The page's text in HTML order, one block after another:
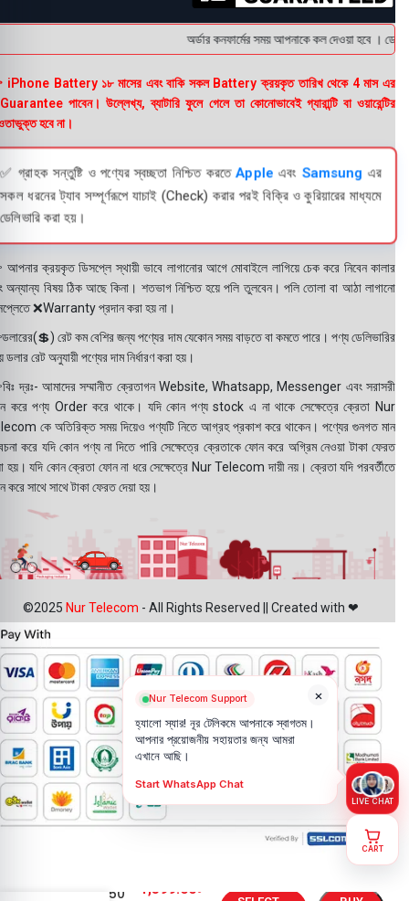
অর্ডার কনফার্মের সময় আপনাকে কল দেওয়া হবে ।
Battery ১৮ মাসের এবং বাকি সকল Battery ক্রয়কৃত তারিখ থেকে 4 মাস এর
পাবেন। উল্লেখ্য, ব্যাটারি ফুলে গেলে তা কোনোভাবেই গ্যারান্টি বা ওয়ারেন্টির
হবে না।
✅ গ্রাহক সন্তুষ্টি ও পণ্যের স্বচ্ছতা নিশ্চিত করতেAppleএবং Samsungএর
সকল ধরনের ট্যাব সম্পূর্ণরূপে যাচাই (Check) করার পরই বিক্রি ও কুরিয়ারের মাধ্যমে
ডেলিভারি করা হয়।
ক্রয়কৃত ডিসপ্লে স্থায়ী ভাবে লাগানোর আগে মোবাইলে লাগিয়ে চেক করে নিবেন কালার
অন্যান্য বিষয় ঠিক আছে কিনা। শতভাগ নিশ্চিত হয়ে পলি তুলবেন। পলি তোলা বা আঠা লাগানো
❌Warranty প্রদান করা হয় না।
রেট কম বেশির জন্য পণ্যের দাম যেকোন সময় বাড়তে বা কমতে পারে। পণ্য ডেলিভারির
ডলার রেট অনুযায়ী পণ্যের দাম নির্ধারণ করা হয়।
দ্রঃ- আমাদের সম্মানীত ক্রেতাগন Website, Whatsapp, Messenger এবং সরাসরী
করে পণ্য Order করে থাকে। যদি কোন পণ্য stock এ না থাকে সেক্ষেত্রে ক্রেতা Nur
কে অতিরিক্ত সময় দিয়েও পণ্যটি নিতে আগ্রহ প্রকাশ করে থাকেন। পণ্যের গুনগত মান
করে যদি কোন পণ্য না দিতে পারি সেক্ষেত্রে ক্রেতাকে ফোন করে অগ্রিম নেওয়া টাকা ফেরত
হয়। যদি কোন ক্রেতা ফোন না ধরে সেক্ষেত্রে Nur Telecom দায়ী নয়। ক্রেতা যদি পরবর্তীতে
করে সাথে সাথে টাকা ফেরত দেয়া হয়।
©2025 Nur Telecom - All Rights Reserved || Created with ❤
Moto G50
1,399.00৳
×
Nur Telecom Support
হ্যালো স্যার! নূর টেলিকমে আপনাকে স্বাগতম।
আপনার প্রয়োজনীয় সহায়তার জন্য আমরা
এখানে আছি।
Start WhatsApp Chat
LIVE CHAT
CART